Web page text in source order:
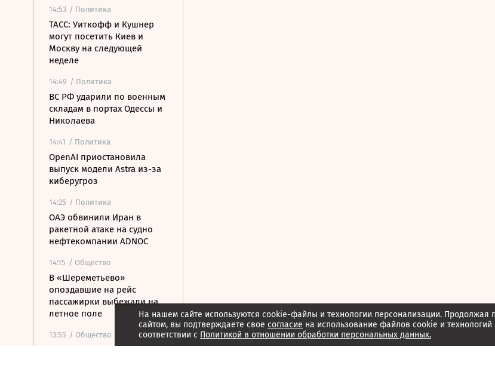
14:53 / Политика
ТАСС: Уиткофф и Кушнер
могут посетить Киев и
Москву на следующей
неделе
14:49 / Политика
ВС РФ ударили по военным
складам в портах Одессы и
Николаева
14:41 / Политика
OpenAI приостановила
выпуск модели Astra из-за
киберугроз
14:25 / Политика
ОАЭ обвинили Иран в
ракетной атаке на судно
нефтекомпании ADNOC
14:15 / Общество
В «Шереметьево»
опоздавшие на рейс
пассажирки выбежали на
летное поле
13:55 / Общество
На нашем сайте используются cookie-файлы и технологии персонализации. Продолжая
сайтом, вы подтверждаете свое согласие на использование файлов cookie и
соответствии с Политикой в отношении обработки персональных данных.